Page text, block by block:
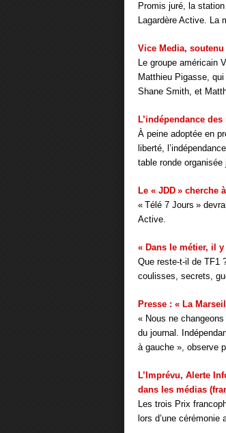
Promis juré, la
Lagardère Active. La
Vice Media,
Le groupe américain
Matthieu Pigasse,
Shane Smith, et
L’indépendance
À peine adoptée en
liberté,
table ronde
Le « JDD » cherche
« Télé 7 Jours »
Active.
« Dans le métier, il
Que reste-t-il de TF1
coulisses, secrets,
Presse : « La
« Nous ne
du journal.
à gauche », observe
L’Imprévu, Alerte
dans les médias
Les trois Prix
lors d’une